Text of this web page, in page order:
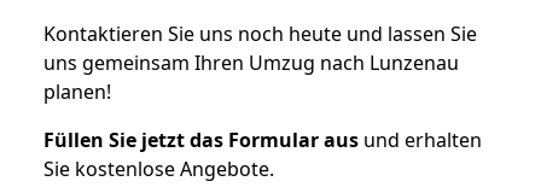
Kontaktieren Sie uns noch heute und lassen Sie
uns gemeinsam Ihren Umzug nach Lunzenau
planen!
Füllen Sie jetzt das Formular aus und erhalten
Sie kostenlose Angebote.